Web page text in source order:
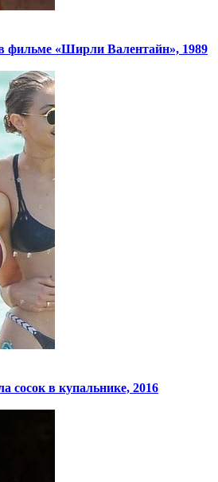
фильме «Ширли Валентайн», 1989
сосок в купальнике, 2016